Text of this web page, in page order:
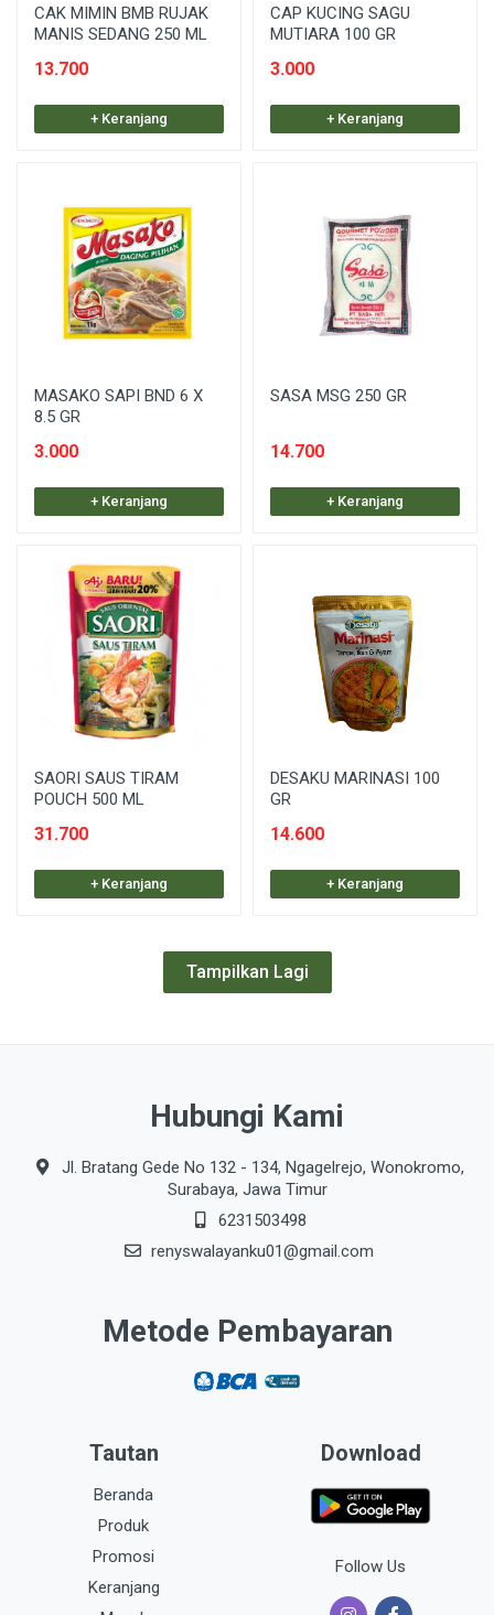
CAK MIMIN BMB RUJAK
MANIS SEDANG 250 ML
13.700
+ Keranjang
CAP KUCING SAGU
MUTIARA 100 GR
3.000
+ Keranjang
MASAKO SAPI BND 6 X
8.5 GR
3.000
+ Keranjang
SASA MSG 250 GR
14.700
+ Keranjang
SAORI SAUS TIRAM
POUCH 500 ML
31.700
+ Keranjang
DESAKU MARINASI 100
GR
14.600
+ Keranjang
Tampilkan Lagi
Hubungi Kami
Jl. Bratang Gede No 132 - 134, Ngagelrejo, Wonokromo,
Surabaya, Jawa Timur
6231503498
renyswalayanku01@gmail.com
Metode Pembayaran
Tautan
Beranda
Produk
Promosi
Keranjang
Download
Follow Us